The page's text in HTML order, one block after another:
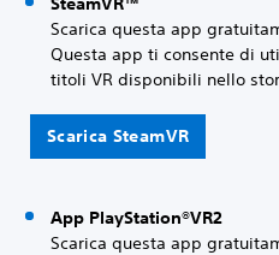
Scarica questa app
Questa app ti consente di
titoli VR disponibili nello
Scarica SteamVR
App PlayStation®VR2
Scarica questa app